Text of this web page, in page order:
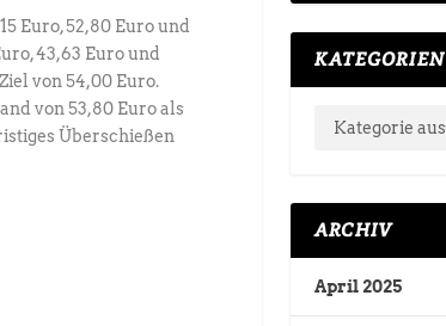
Euro, 52,80 Euro und
43,63 Euro und
von 54,00 Euro.
von 53,80 Euro als
Überschießen
KATEGORIEN
ARCHIV
April 2025